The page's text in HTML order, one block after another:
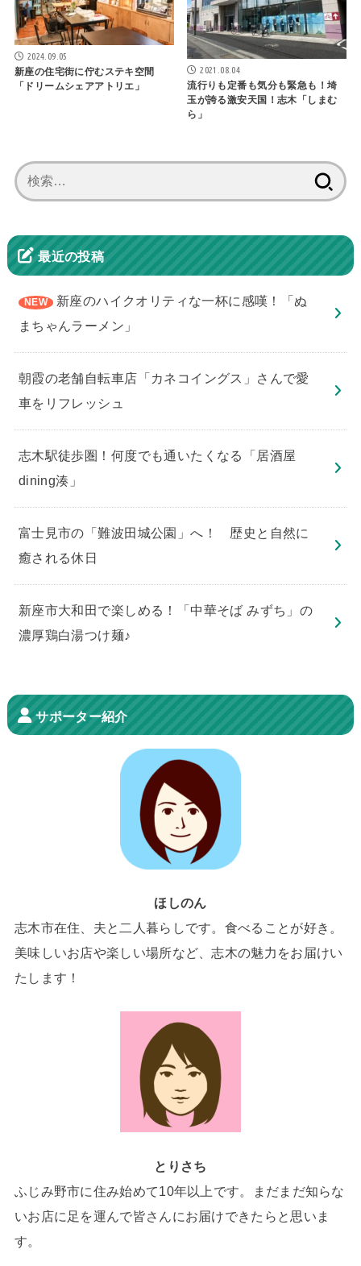
2024.09.05
新座の住宅街に佇むステキ空間
「ドリームシェアアトリエ」
2021.08.04
流行りも定番も気分も緊急も！埼
玉が誇る激安天国！志木「しまむ
ら」
索:
最近の投稿
新座のハイクオリティな一杯に感嘆！「ぬ
まちゃんラーメン」
朝霞の老舗自転車店「カネコイングス」さんで愛
車をリフレッシュ
志木駅徒歩圏！何度でも通いたくなる「居酒屋
dining湊」
​富士見市の「難波田城公園」へ！ 歴史と自然に
癒される休日
新座市大和田で楽しめる！「中華そば みずち」の
濃厚鶏白湯つけ麺♪
サポーター紹介
ほしのん
志木市在住、夫と二人暮らしです。食べることが好き。
美味しいお店や楽しい場所など、志木の魅力をお届けい
たします！
とりさち
ふじみ野市に住み始めて10年以上です。まだまだ知らな
いお店に足を運んで皆さんにお届けできたらと思いま
す。